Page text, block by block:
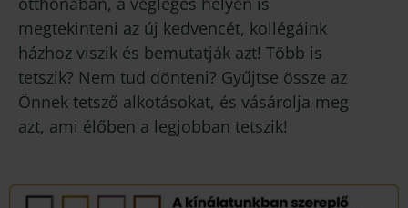
megtekinteni az új kedvencét, kollégáink
házhoz viszik és bemutatják azt! Több is
tetszik? Nem tud dönteni? Gyűjtse össze az
Önnek tetsző alkotásokat, és vásárolja meg
azt, ami élőben a legjobban tetszik!